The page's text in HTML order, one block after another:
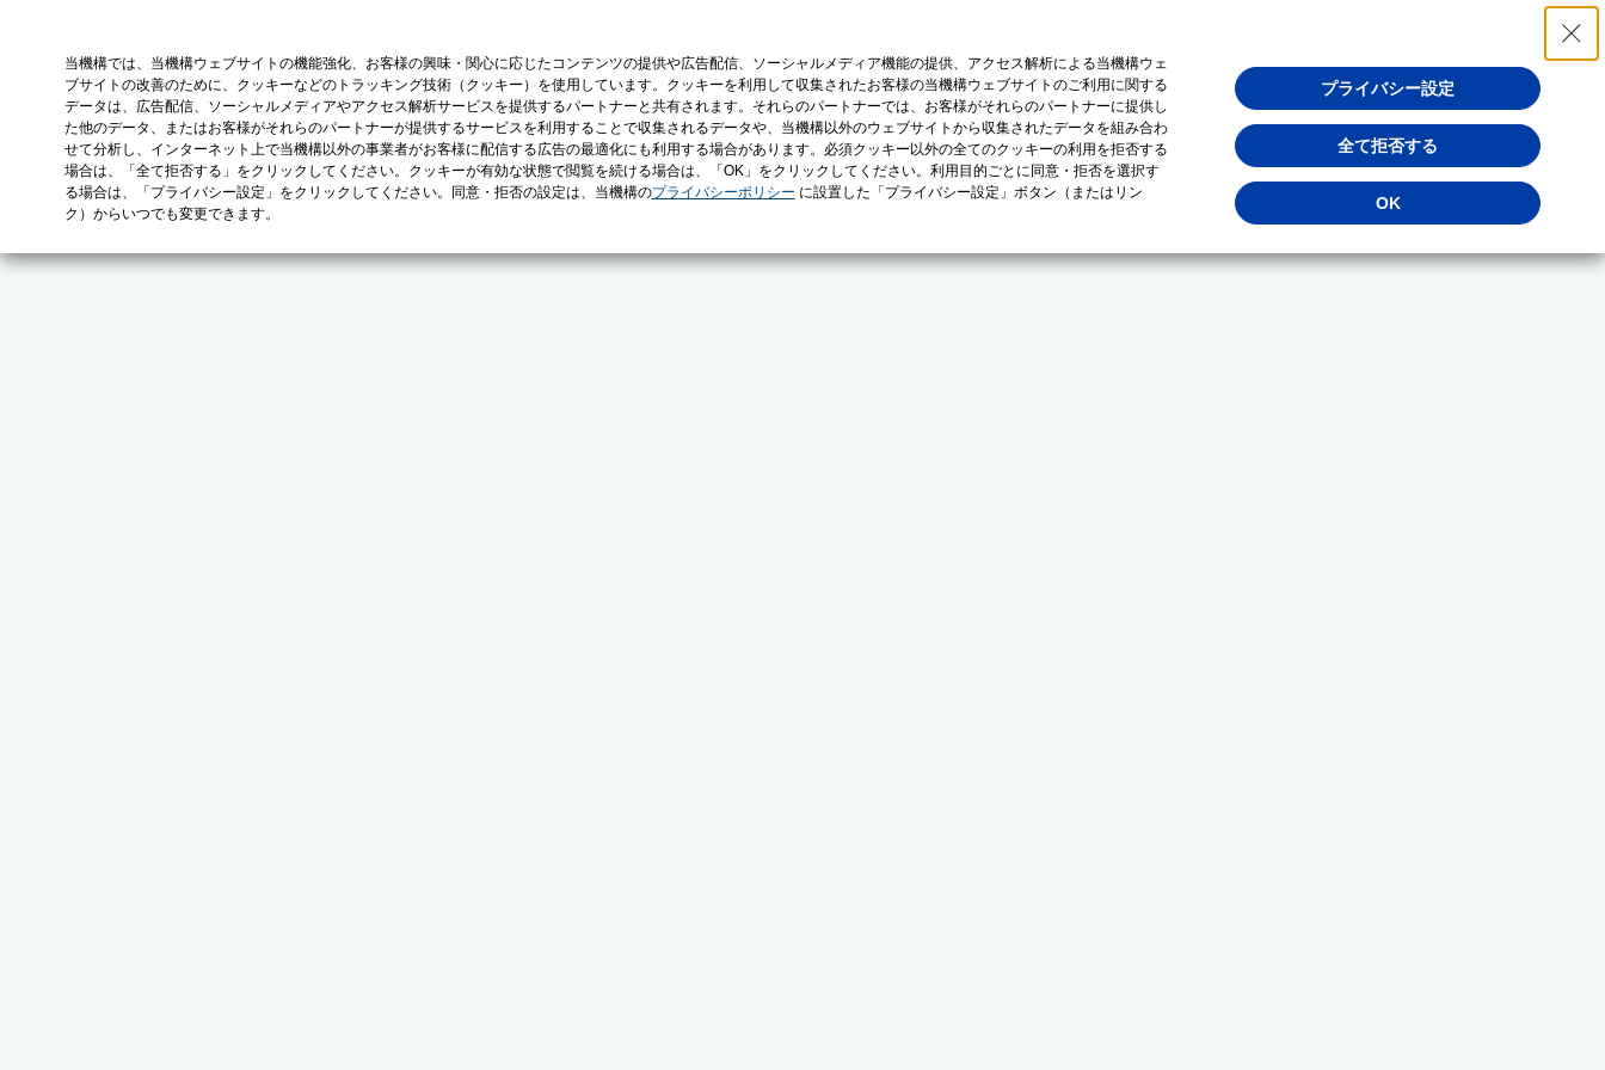
当機構では、当機構ウェブサイトの機能強化、お客様の興味・関心に応じたコンテンツの提供や広告配信、ソーシャルメディア機能の提供、アクセス解析による当機構ウェ
ブサイトの改善のために、クッキーなどのトラッキング技術（クッキー）を使用しています。クッキーを利用して収集されたお客様の当機構ウェブサイトのご利用に関する
データは、広告配信、ソーシャルメディアやアクセス解析サービスを提供するパートナーと共有されます。それらのパートナーでは、お客様がそれらのパートナーに提供し
た他のデータ、またはお客様がそれらのパートナーが提供するサービスを利用することで収集されるデータや、当機構以外のウェブサイトから収集されたデータを組み合わ
せて分析し、インターネット上で当機構以外の事業者がお客様に配信する広告の最適化にも利用する場合があります。必須クッキー以外の全てのクッキーの利用を拒否する
場合は、「全て拒否する」をクリックしてください。クッキーが有効な状態で閲覧を続ける場合は、「OK」をクリックしてください。利用目的ごとに同意・拒否を選択す
る場合は、「プライバシー設定」をクリックしてください。同意・拒否の設定は、当機構のプライバシーポリシー に設置した「プライバシー設定」ボタン（またはリン
ク）からいつでも変更できます。
プライバシー設定
全て拒否する
OK